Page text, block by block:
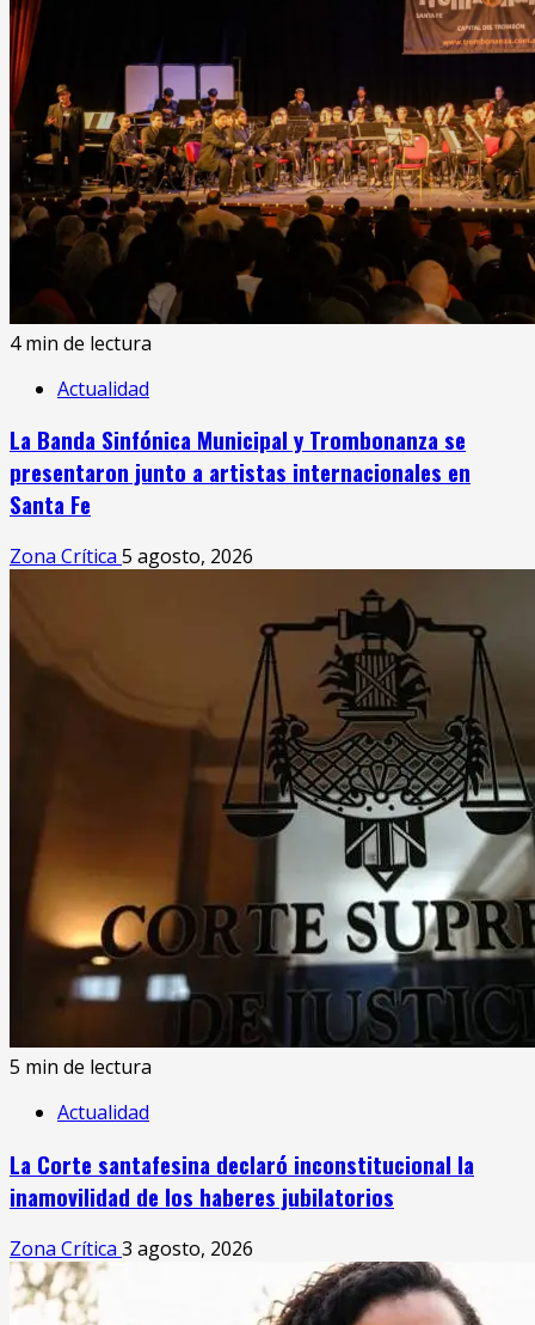
4 min de lectura
Actualidad
La Banda Sinfónica Municipal y Trombonanza se
presentaron junto a artistas internacionales en
Santa Fe
Zona Crítica 5 agosto, 2026
5 min de lectura
Actualidad
La Corte santafesina declaró inconstitucional la
inamovilidad de los haberes jubilatorios
Zona Crítica 3 agosto, 2026